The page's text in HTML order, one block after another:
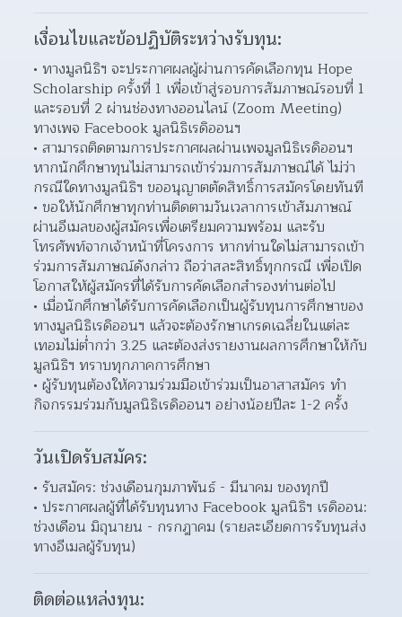
เงื่อนไขและข้อปฏิบัติระหว่างรับทุน:
• ทางมูลนิธิฯ จะประกาศผลผู้ผ่านการคัดเลือกทุน Hope
Scholarship ครั้งที่ 1 เพื่อเข้าสู่รอบการสัมภาษณ์รอบที่ 1
และรอบที่ 2 ผ่านช่องทางออนไลน์ (Zoom Meeting)
ทางเพจ Facebook มูลนิธิเรดิออนฯ
• สามารถติดตามการประกาศผลผ่านเพจมูลนิธิเรดิออนฯ
หากนักศึกษาทุนไม่สามารถเข้าร่วมการสัมภาษณ์ได้ ไม่ว่า
กรณีใดทางมูลนิธิฯ ขออนุญาตตัดสิทธิ์การสมัครโดยทันที
• ขอให้นักศึกษาทุกท่านติดตามวันเวลาการเข้าสัมภาษณ์
ผ่านอีเมลของผู้สมัครเพื่อเตรียมความพร้อม และรับ
โทรศัพท์จากเจ้าหน้าที่โครงการ หากท่านใดไม่สามารถเข้า
ร่วมการสัมภาษณ์ดังกล่าว ถือว่าสละสิทธิ์ทุกกรณี เพื่อเปิด
โอกาสให้ผู้สมัครที่ได้รับการคัดเลือกสำรองท่านต่อไป
• เมื่อนักศึกษาได้รับการคัดเลือกเป็นผู้รับทุนการศึกษาของ
ทางมูลนิธิเรดิออนฯ แล้วจะต้องรักษาเกรดเฉลี่ยในแต่ละ
เทอมไม่ต่ำกว่า 3.25 และต้องส่งรายงานผลการศึกษาให้กับ
มูลนิธิฯ ทราบทุกภาคการศึกษา
• ผู้รับทุนต้องให้ความร่วมมือเข้าร่วมเป็นอาสาสมัคร ทำ
กิจกรรมร่วมกับมูลนิธิเรดิออนฯ อย่างน้อยปีละ 1-2 ครั้ง
วันเปิดรับสมัคร:
• รับสมัคร: ช่วงเดือนกุมภาพันธ์ - มีนาคม ของทุกปี
• ประกาศผลผู้ที่ได้รับทุนทาง Facebook มูลนิธิฯ เรดิออน:
ช่วงเดือน มิถุนายน - กรกฎาคม (รายละเอียดการรับทุนส่ง
ทางอีเมลผู้รับทุน)
ติดต่อแหล่งทุน: